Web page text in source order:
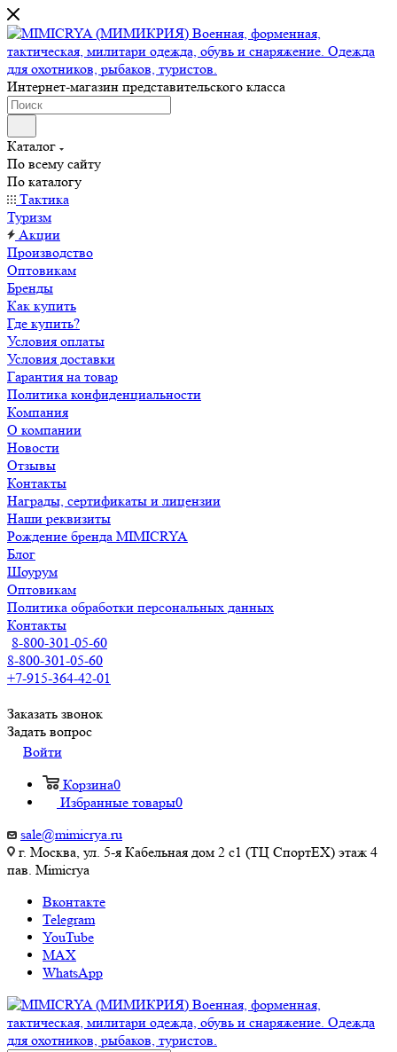
Интернет-магазин представительского класса
Каталог
По всему сайту
По каталогу
Тактика
Туризм
Акции
Производство
Оптовикам
Бренды
Как купить
Где купить?
Условия оплаты
Условия доставки
Гарантия на товар
Политика конфиденциальности
Компания
О компании
Новости
Отзывы
Контакты
Награды, сертификаты и лицензии
Наши реквизиты
Рождение бренда MIMICRYA
Блог
Шоурум
Оптовикам
Политика обработки персональных данных
Контакты
8-800-301-05-60
8-800-301-05-60
+7-915-364-42-01
Заказать звонок
Задать вопрос
Войти
Корзина0
Избранные товары0
sale@mimicrya.ru
г. Москва, ул. 5-я Кабельная дом 2 с1 (ТЦ СпортEX) этаж 4
пав. Mimicrya
Вконтакте
Telegram
YouTube
MAX
WhatsApp